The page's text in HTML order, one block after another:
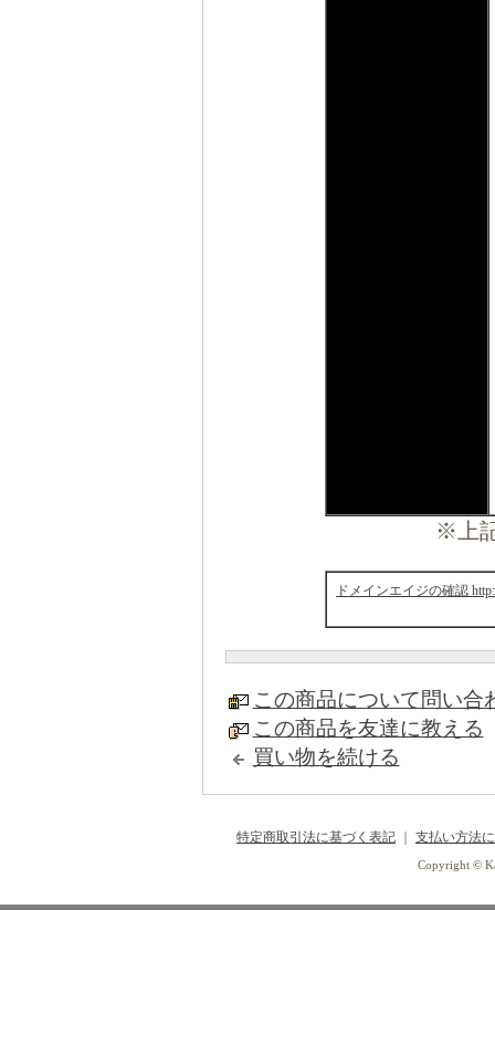
※上
ドメインエイジの確認
この商品について問い合
この商品を友達に教える
買い物を続ける
特定商取引法に基づく表記 支払い方法
Copyright ©